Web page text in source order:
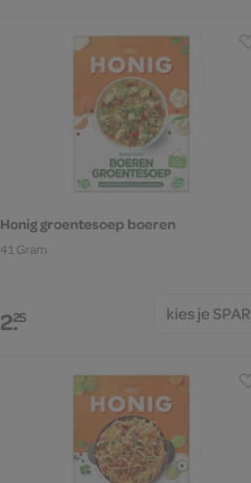
Honig groentesoep boeren
41 Gram
2.25 kies je SPAR